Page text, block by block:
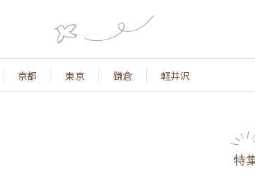
京都 東京 鎌倉 軽井沢
特